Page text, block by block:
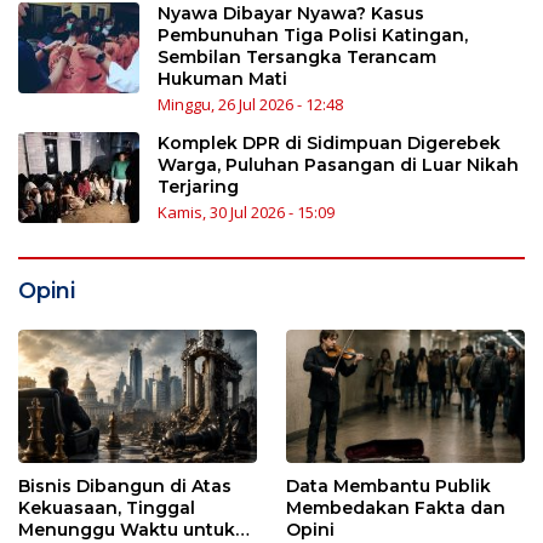
Nyawa Dibayar Nyawa? Kasus
Pembunuhan Tiga Polisi Katingan,
Sembilan Tersangka Terancam
Hukuman Mati
Minggu, 26 Jul 2026 - 12:48
Komplek DPR di Sidimpuan Digerebek
Warga, Puluhan Pasangan di Luar Nikah
Terjaring
Kamis, 30 Jul 2026 - 15:09
Opini
Bisnis Dibangun di Atas
Kekuasaan, Tinggal
Menunggu Waktu untuk
Data Membantu Publik
Membedakan Fakta dan
Opini